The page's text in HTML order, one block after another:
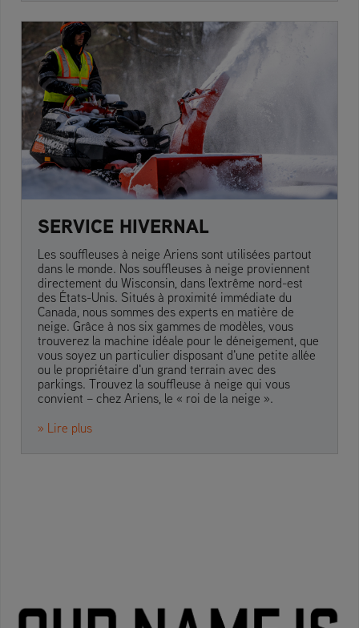
SERVICE HIVERNAL
Les souffleuses à neige Ariens sont utilisées partout
dans le monde. Nos souffleuses à neige proviennent
directement du Wisconsin, dans l'extrême nord-est
des États-Unis. Situés à proximité immédiate du
Canada, nous sommes des experts en matière de
neige. Grâce à nos six gammes de modèles, vous
trouverez la machine idéale pour le déneigement, que
vous soyez un particulier disposant d'une petite allée
ou le propriétaire d'un grand terrain avec des
parkings. Trouvez la souffleuse à neige qui vous
convient – chez Ariens, le « roi de la neige ».
» Lire plus